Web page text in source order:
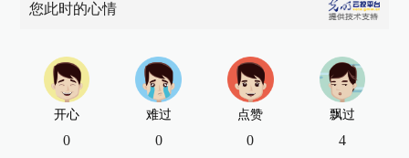
您此时的心情
开心
0
难过
0
点赞
0
飘过
4